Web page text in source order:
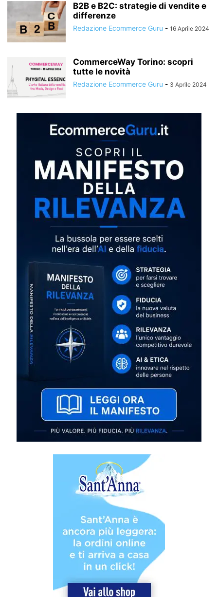
B2B e B2C: strategie di vendite e
differenze
Redazione Ecommerce Guru - 16 Aprile 2024
CommerceWay Torino: scopri
tutte le novità
Redazione Ecommerce Guru - 3 Aprile 2024